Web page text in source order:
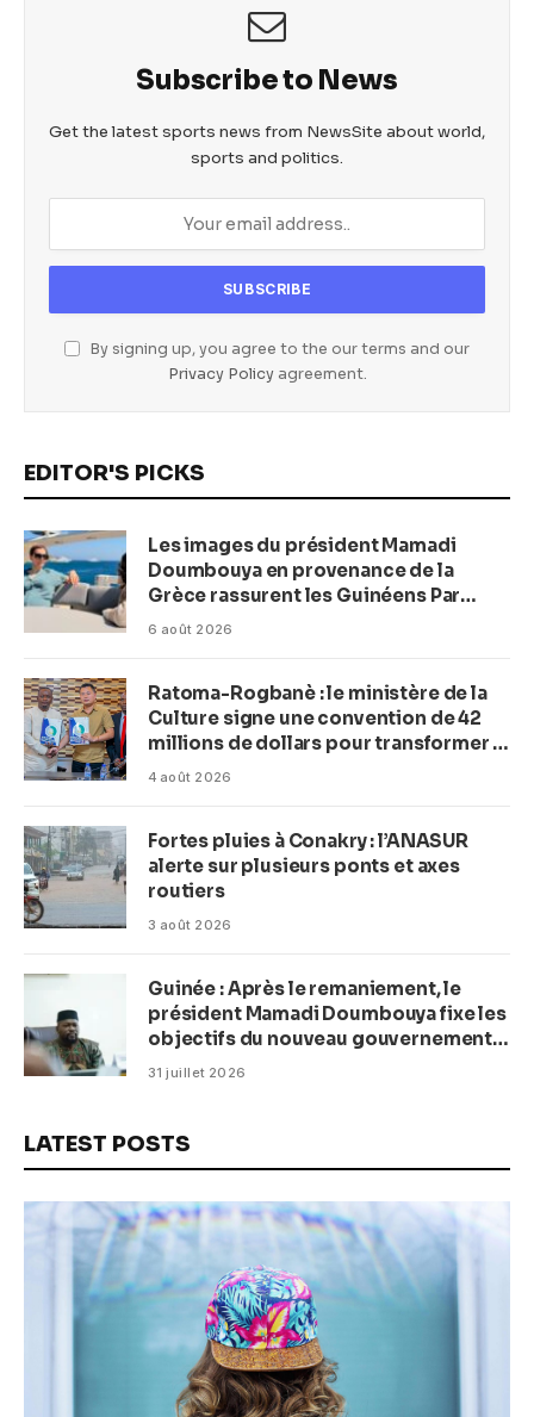
Subscribe to News
Get the latest sports news from NewsSite about world,
sports and politics.
By signing up, you agree to the our terms and our
Privacy Policyagreement.
EDITOR'S PICKS
Les images du président Mamadi
Doumbouya en provenance de la
Grèce rassurent les Guinéens Par
(Macka Baldé)
6 août 2026
Ratoma-Rogbanè : le ministère de la
Culture signe une convention de 42
millions de dollars pour transformer la
plage en complexe balnéaire
4 août 2026
Fortes pluies à Conakry : l’ANASUR
alerte sur plusieurs ponts et axes
routiers
3 août 2026
Guinée : Après le remaniement, le
président Mamadi Doumbouya fixe les
objectifs du nouveau gouvernement
(CM)
31 juillet 2026
LATEST POSTS